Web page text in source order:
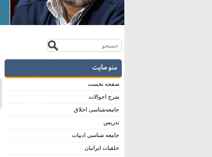
منو سایت
صفحه نخست
شرح احوالات
جامعه‌شناسی اخلاق
تدریس
جامعه شناسی ادبیات
خلقیات ایرانیان